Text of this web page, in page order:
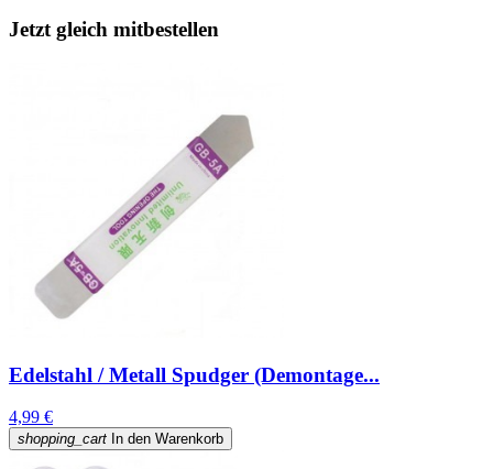
Jetzt gleich mitbestellen
Edelstahl / Metall Spudger (Demontage...
4,99 €
shopping_cart In den Warenkorb